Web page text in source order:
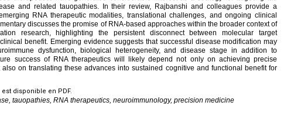
and related tauopathies. In their review, Rajbanshi and colleagues provide a
RNA therapeutic modalities, translational challenges, and ongoing clinical
discusses the promise of RNA-based approaches within the broader context of
research, highlighting the persistent disconnect between molecular target
benefit. Emerging evidence suggests that successful disease modification may
dysfunction, biological heterogeneity, and disease stage in addition to
success of RNA therapeutics will likely depend not only on achieving precise
on translating these advances into sustained cognitive and functional benefit for
disponible en PDF.
tauopathies, RNA therapeutics, neuroimmunology, precision medicine